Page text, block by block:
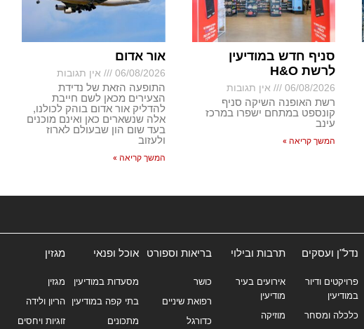
סניף חדש במודיעין
לרשת H&O
06/08/2026 אין תגובות
רשת האופנה השיקה סניף
קונספט במתחם ישפרו במרכז
עינב
המשך קריאה »
אור אדום
06/08/2026 אין תגובות
התופעה הזאת של נדידת
הצעירים מכאן לשם חייבת
להדליק אור אדום בוהק לכולנו,
אלה שנשארים כאן ואינם מוכנים
בעד שום הון שבעולם לארוז
ולעזוב
המשך קריאה »
נדל"ן ועסקים
פרויקטים ודיור
במודיעין
כלכלה ומסחר
תרבות ובילוי
אירועים בעיר
מודיעין
מוזיקה
בריאות וספורט
כושר
רפואת שיניים
כדורגל
אוכל ופנאי
מסעדות במודיעין
בתי קפה במודיעין
מתכונים
מגזין
מגזין
הריון ולידה
זוגיות ויחסים